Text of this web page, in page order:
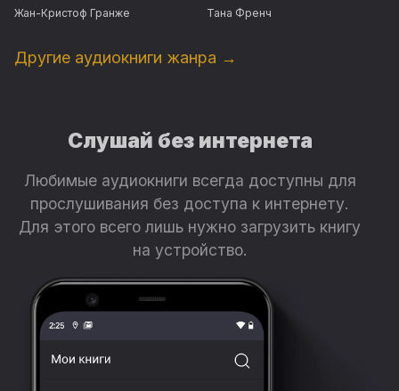
Жан-Кристоф Гранже Тана Френч
Другие аудиокниги жанра →
Слушай без интернета
Любимые аудиокниги всегда доступны для
прослушивания без доступа к интернету.
Для этого всего лишь нужно загрузить книгу
на устройство.